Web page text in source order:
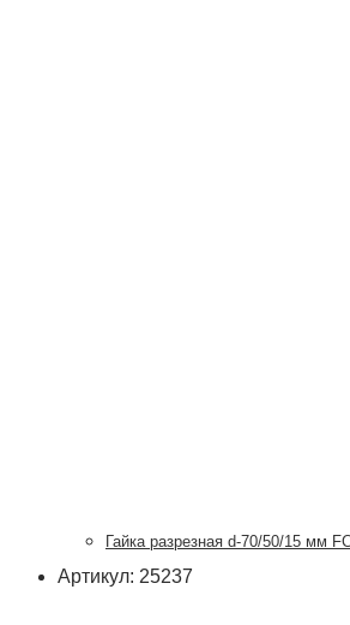
Гайка разрезная d-70/50/15 мм
Артикул: 25237